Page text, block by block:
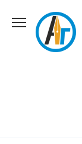
содержанию